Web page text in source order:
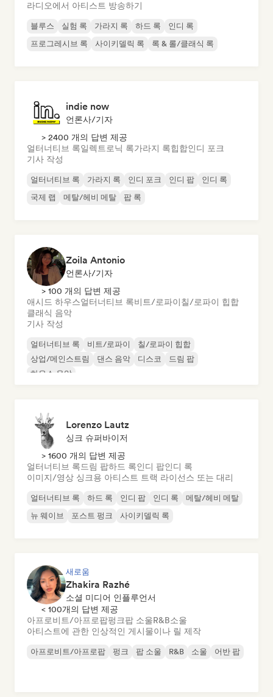
라디오에서 아티스트 방송하기
블루스 실험 록 가라지 록 하드 록
인디 록
프로그레시브 록
사이키델릭 록 록 & 롤/클래식 록
indie now
언론사/기자
> 2400 개의 답변 제공
얼터너티브 록일렉트로닉 록가라지 록힙합인디 포크
기사 작성
얼터너티브 록 가라지 록 인디 포크 인디 팝
인디 록
국제 랩
메탈/헤비 메탈 팝 록
Zoila Antonio
언론사/기자
> 100 개의 답변 제공
애시드 하우스얼터너티브 록비트/로파이칠/로파이 힙합
클래식 음악
기사 작성
얼터너티브 록 비트/로파이
칠/로파이 힙합
상업/메인스트림
댄스 음악 디스코
드림 팝
하우스 음악
Lorenzo Lautz
싱크 슈퍼바이저
> 1600 개의 답변 제공
얼터너티브 록드림 팝하드 록인디 팝인디 록
이미지/영상 싱크용 아티스트 트랙 라이선스 또는 대리
얼터너티브 록 하드 록 인디 팝 인디 록
메탈/헤비 메탈
뉴 웨이브
포스트 펑크 사이키델릭 록
새로움
Zhakira Razhé
소셜 미디어 인플루언서
< 100개의 답변 제공
아프로비트/아프로팝펑크팝 소울R&B소울
아티스트에 관한 인상적인 게시물이나 릴 제작
아프로비트/아프로팝 펑크 팝 소울 R&B 소울 어반 팝